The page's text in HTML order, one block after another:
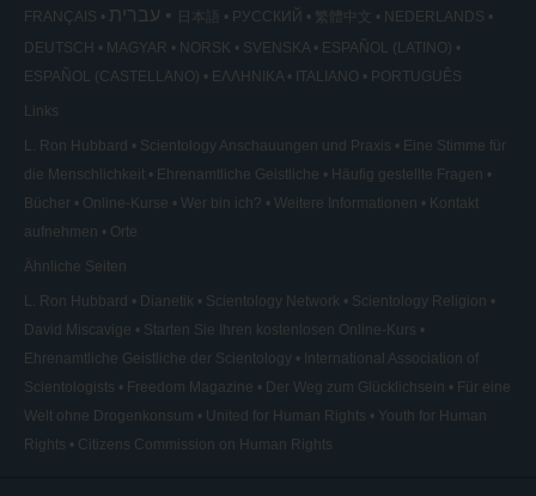
FRANÇAIS עברית 日本語 РУССКИЙ 繁體中文
NEDERLANDS
DEUTSCH
MAGYAR NORSK SVENSKA
ESPAÑOL (LATINO)
ESPAÑOL (CASTELLANO)
ΕΛΛΗΝΙΚA ITALIANO PORTUGUÊS
Links
L. Ron Hubbard Scientology Anschauungen und Praxis
Eine Stimme für
die Menschlichkeit
Ehrenamtliche Geistliche
Häufig gestellte Fragen
Bücher
Online-Kurse Wer bin ich? Weitere Informationen
Kontakt
aufnehmen
Orte
Ähnliche Seiten
L. Ron Hubbard Dianetik Scientology Network
Scientology Religion
David Miscavige
Starten Sie Ihren kostenlosen Online-Kurs
Ehrenamtliche Geistliche der Scientology
International Association of
Scientologists
Freedom Magazine Der Weg zum Glücklichsein
Für eine
Welt ohne Drogenkonsum
United for Human Rights
Youth for Human
Rights
Citizens Commission on Human Rights